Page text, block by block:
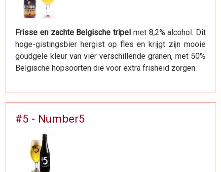
Frisse en zachte Belgische tripel met 8,2% alcohol. Dit
hoge-gistingsbier hergist op fles en krijgt zijn mooie
goudgele kleur van vier verschillende granen, met 50%
Belgische hopsoorten die voor extra frisheid zorgen.
#5 - Number5